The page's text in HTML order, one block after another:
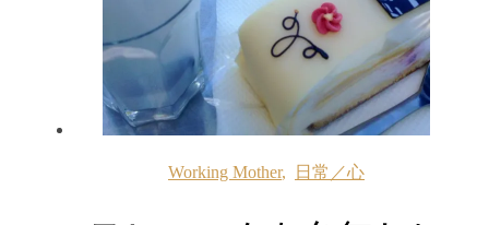
Working Mother, 日常／心